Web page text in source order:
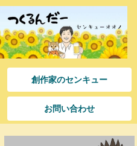
創作家のセンキュー
お問い合わせ